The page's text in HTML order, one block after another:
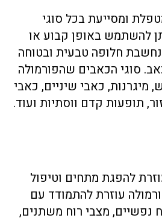
ומסייעת בכל סוגי
להשתמש באופן קבוע או
חלופה טבעית ובטוחה
סוגי הכאבים שהפורמולה
מיגרנות, כאבי שיניים, כאבי
תופעות קדם ווסתיות ועוד.
להפגת מתחים וטיפול
עוזרת להתמודד עם
נפשיים, מצבי רוח משתנים,